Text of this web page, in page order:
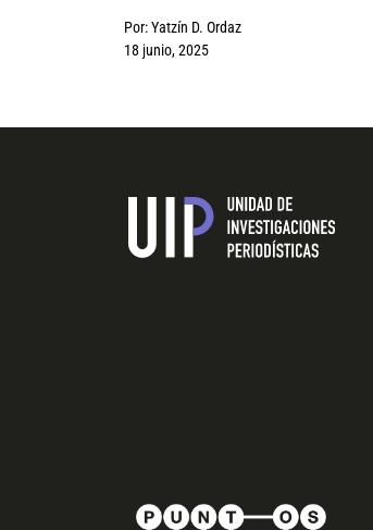
Por:Yatzín D. Ordaz
18 junio, 2025